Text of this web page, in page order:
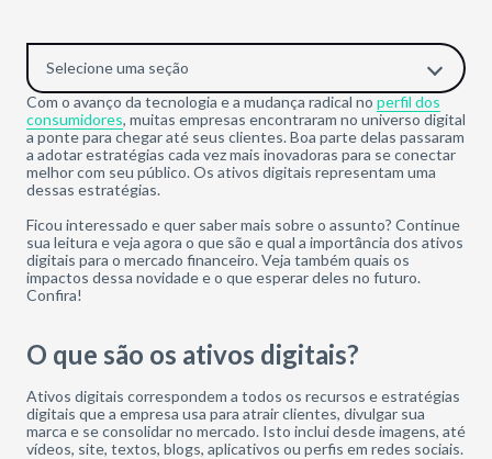
Selecione uma seção
Com o avanço da tecnologia e a mudança radical no perfil dos
consumidores, muitas empresas encontraram no universo digital
a ponte para chegar até seus clientes. Boa parte delas passaram
a adotar estratégias cada vez mais inovadoras para se conectar
melhor com seu público. Os ativos digitais representam uma
dessas estratégias.
Ficou interessado e quer saber mais sobre o assunto? Continue
sua leitura e veja agora o que são e qual a importância dos ativos
digitais para o mercado financeiro. Veja também quais os
impactos dessa novidade e o que esperar deles no futuro.
Confira!
O que são os ativos digitais?
Ativos digitais correspondem a todos os recursos e estratégias
digitais que a empresa usa para atrair clientes, divulgar sua
marca e se consolidar no mercado. Isto inclui desde imagens, até
vídeos, site, textos, blogs, aplicativos ou perfis em redes sociais.